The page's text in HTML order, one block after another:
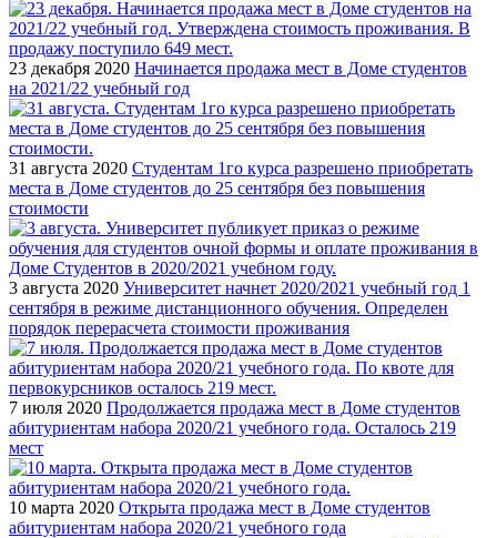
23 декабря 2020 Начинается продажа мест в Доме студентов
на 2021/22 учебный год
31 августа 2020 Студентам 1го курса разрешено приобретать
места в Доме студентов до 25 сентября без повышения
стоимости
3 августа 2020 Университет начнет 2020/2021 учебный год 1
сентября в режиме дистанционного обучения. Определен
порядок перерасчета стоимости проживания
7 июля 2020 Продолжается продажа мест в Доме студентов
абитуриентам набора 2020/21 учебного года. Осталось 219
мест
10 марта 2020 Открыта продажа мест в Доме студентов
абитуриентам набора 2020/21 учебного года